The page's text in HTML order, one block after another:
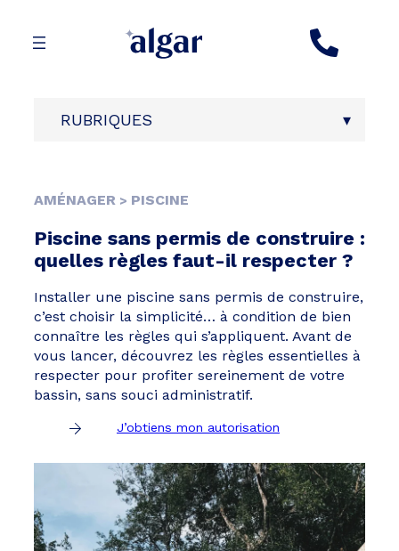
RUBRIQUES
AMÉNAGER > PISCINE
Piscine sans permis de construire :
quelles règles faut-il respecter ?
Installer une piscine sans permis de construire,
c’est choisir la simplicité… à condition de bien
connaître les règles qui s’appliquent. Avant de
vous lancer, découvrez les règles essentielles à
respecter pour profiter sereinement de votre
bassin, sans souci administratif.
J’obtiens mon autorisation